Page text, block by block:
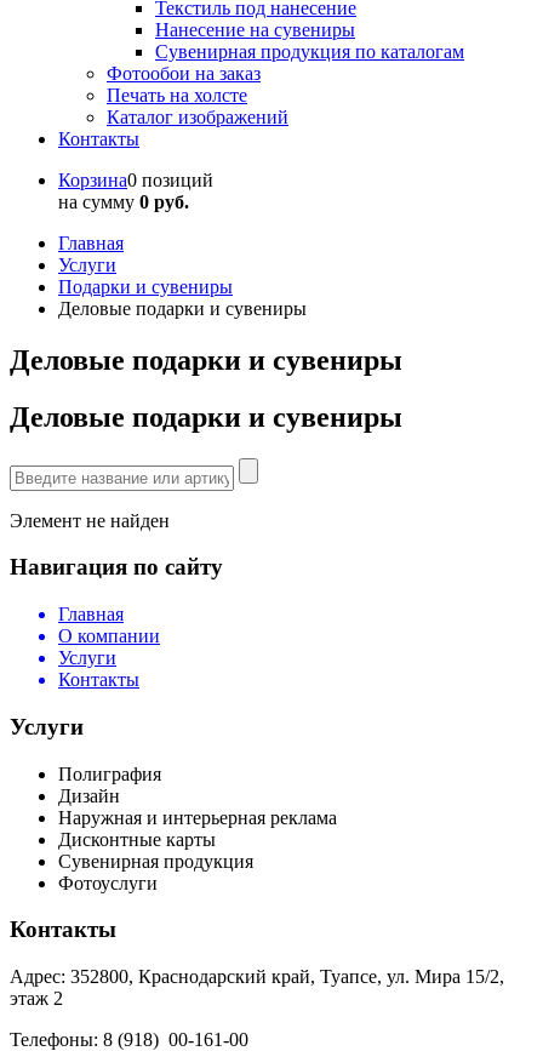
Текстиль под нанесение
Нанесение на сувениры
Сувенирная продукция по каталогам
Фотообои на заказ
Печать на холсте
Каталог изображений
Контакты
Корзина0 позиций
на сумму 0 руб.
Главная
Услуги
Подарки и сувениры
Деловые подарки и сувениры
Деловые подарки и сувениры
Деловые подарки и сувениры
Элемент не найден
Навигация по сайту
Главная
О компании
Услуги
Контакты
Услуги
Полиграфия
Дизайн
Наружная и интерьерная реклама
Дисконтные карты
Сувенирная продукция
Фотоуслуги
Контакты
Адрес: 352800, Краснодарский край, Туапсе, ул. Мира 15/2,
этаж 2
Телефоны: 8 (918) 00-161-00